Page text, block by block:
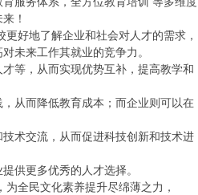
！
好地了解企业和社会对人才的需求，
未来工作其就业的竞争力。
等，从而实现优势互补，提高教学和
从而降低教育成本；而企业则可以在
术交流，从而促进科技创新和技术进
供更多优秀的人才选择。
全民文化素养提升尽绵薄之力，